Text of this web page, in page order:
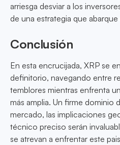
arriesga desviar a los
de una estrategia que
Conclusión
En esta encrucijada, XRP se
definitorio, navegando entre
temblores mientras enfrenta
más amplia. Un firme dominio
mercado, las implicaciones
técnico preciso serán
se atrevan a enfrentar este